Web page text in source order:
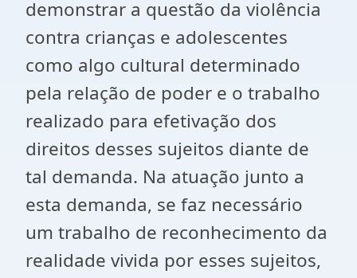
demonstrar a questão da violência
contra crianças e adolescentes
como algo cultural determinado
pela relação de poder e o trabalho
realizado para efetivação dos
direitos desses sujeitos diante de
tal demanda. Na atuação junto a
esta demanda, se faz necessário
um trabalho de reconhecimento da
realidade vivida por esses sujeitos,